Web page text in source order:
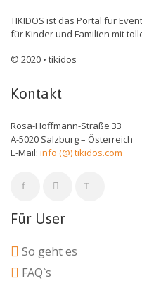
TIKIDOS ist das Portal für
für Kinder und Familien mit
© 2020 • tikidos
Kontakt
Rosa-Hoffmann-Straße 33
A-5020 Salzburg – Österreich
E-Mail: info (@) tikidos.com
Für User
So geht es
FAQ`s